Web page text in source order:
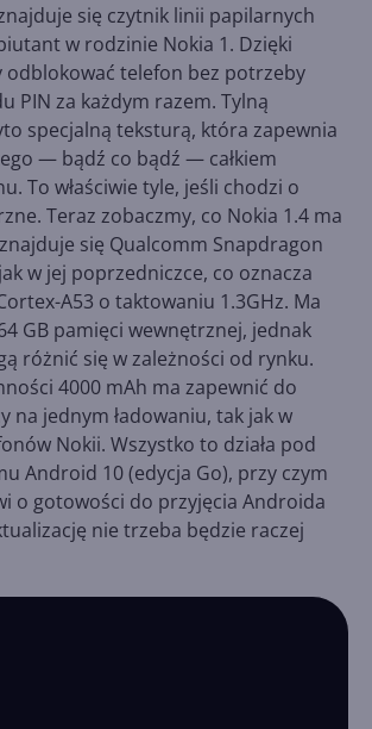
się czytnik linii papilarnych
w rodzinie Nokia 1. Dzięki
odblokować telefon bez potrzeby
PIN za każdym razem. Tylną
specjalną teksturą, która zapewnia
— bądź co bądź — całkiem
To właściwie tyle, jeśli chodzi o
Teraz zobaczmy, co Nokia 1.4 ma
się Qualcomm Snapdragon
w jej poprzedniczce, co oznacza
A53 o taktowaniu 1.3GHz. Ma
GB pamięci wewnętrznej, jednak
różnić się w zależności od rynku.
4000 mAh ma zapewnić do
na jednym ładowaniu, tak jak w
Nokii. Wszystko to działa pod
Android 10 (edycja Go), przy czym
o gotowości do przyjęcia Androida
nie trzeba będzie raczej